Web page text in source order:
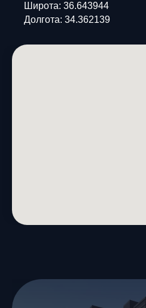
Широта: 36.643944
Долгота: 34.362139